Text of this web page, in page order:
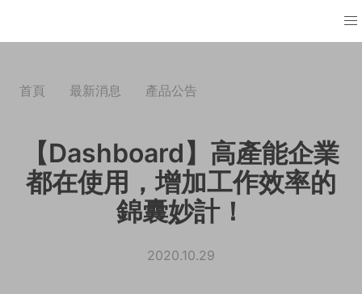
首頁 最新消息 產品公告
【Dashboard】高產能企業
都在使用，增加工作效率的
錦囊妙計！
2020.10.29